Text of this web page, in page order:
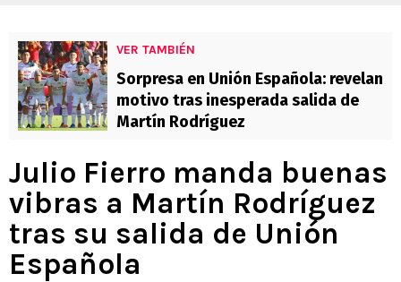
VER TAMBIÉN
Sorpresa en Unión Española: revelan
motivo tras inesperada salida de
Martín Rodríguez
Julio Fierro manda buenas
vibras a Martín Rodríguez
tras su salida de Unión
Española